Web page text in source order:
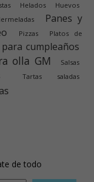
Helados Huevos
Panes y
Pizzas
Platos de
para cumpleaños
olla GM
Salsas
Tartas saladas
de todo